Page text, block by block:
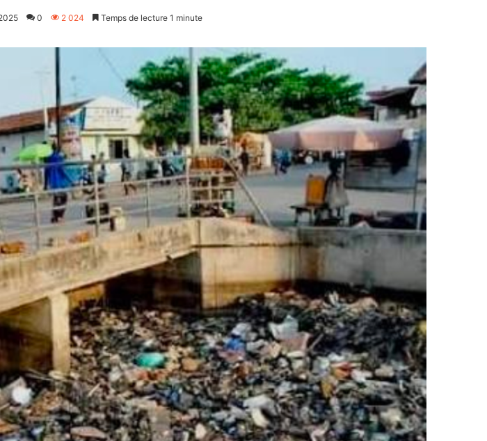
0 2 024 Temps de lecture 1 minute